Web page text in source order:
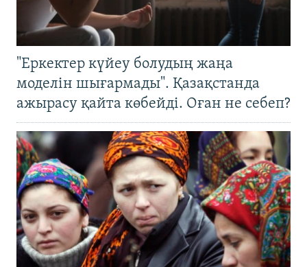
"Еркектер күйеу болудың жаңа
моделін шығармады". Қазақстанда
ажырасу қайта көбейді. Оған не себеп?